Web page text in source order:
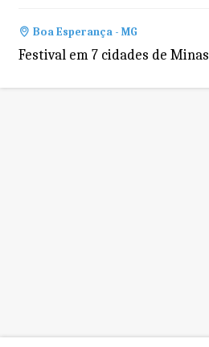
Boa Esperança - MG
Festival em 7 cidades de Minas